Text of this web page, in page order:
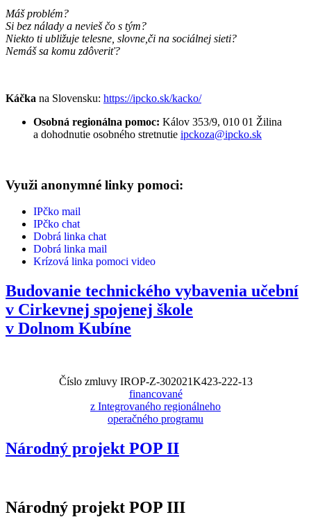
Máš problém?
Si bez nálady a nevieš čo s tým?
Niekto ti ubližuje telesne, slovne, či na sociálnej sieti?
Nemáš sa komu zdôveriť?
Káčka na Slovensku: https://ipcko.sk/kacko/
Osobná regionálna pomoc: Kálov 353/9, 010 01 Žilina
a dohodnutie osobného stretnutie ipckoza@ipcko.sk
Využi anonymné linky pomoci:
IPčko mail
IPčko chat
Dobrá linka chat
Dobrá linka mail
Krízová linka pomoci video
Budovanie technického vybavenia učební
v Cirkevnej spojenej škole
v Dolnom Kubíne
Číslo zmluvy IROP-Z-302021K423-222-13
financované
z Integrovaného regionálneho
operačného programu
Národný projekt POP II
Národný projekt POP III